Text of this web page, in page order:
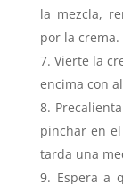
la mezcla,
por la crema.
Vierte la
encima con
pinchar en
tarda una
Espera a